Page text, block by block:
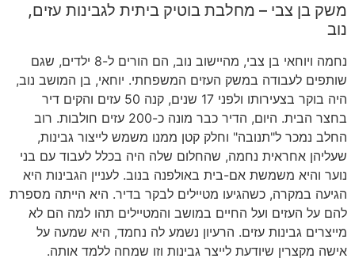
משק בן צבי – מחלבת בוטיק ביתית לגבינות עזים,
נוב
נחמה ויוחאי בן צבי, מהיישוב נוב, הם הורים ל-8 ילדים, שגם
שותפים לעבודה במשק העזים המשפחתי. יוחאי, בן המושב נוב,
היה בוקר בצעירותו ולפני 17 שנים, קנה 50 עזים והקים דיר
בחצר הבית. היום, הדיר כבר מונה כ-200 עזים חולבות. רוב
החלב נמכר ל"תנובה" וחלק קטן ממנו משמש לייצור גבינות,
שעליהן אחראית נחמה, שהחלום שלה היה בכלל לעבוד עם בני
נוער והיא משמשת אם-בית באולפנה בנוב. לעניין הגבינות היא
הגיעה במקרה, כשהגיעו מטיילים לבקר בדיר. היא הייתה מספרת
להם על העזים ועל החיים במושב והמטיילים תהו למה הם לא
מייצרים גבינות עזים. הרעיון נשמע לה נחמד, היא שמעה על
אישה מקצרין שיודעת לייצר גבינות וזו שמחה ללמד אותה.